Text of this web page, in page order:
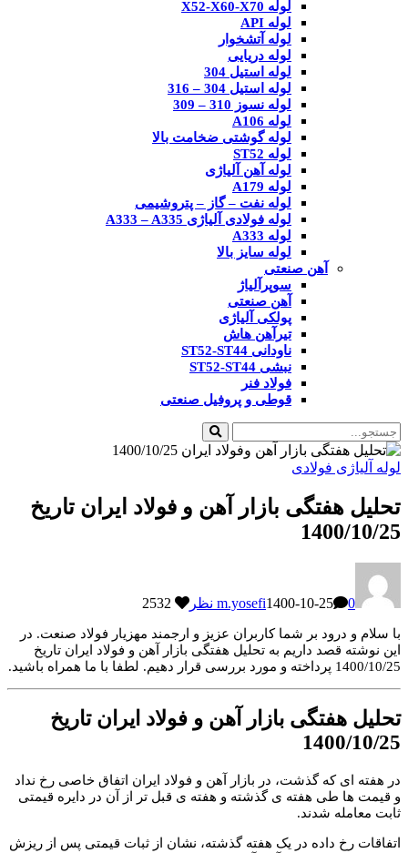
لوله X52-X60-X70
لوله API
لوله آتشخوار
لوله دریایی
لوله استیل 304
لوله استیل 304 – 316
لوله نسوز 310 – 309
لوله A106
لوله گوشتی ضخامت بالا
لوله ST52
لوله آهن آلیاژی
لوله A179
لوله نفت – گاز – پتروشیمی
لوله فولادی آلیاژی A333 – A335
لوله A333
لوله سایز بالا
آهن صنعتی
سوپرآلیاژ
آهن صنعتی
پولکی آلیاژی
تیرآهن هاش
ناودانی ST52-ST44
نبشی ST52-ST44
فولاد فنر
قوطی و پروفیل صنعتی
لوله آلیاژی فولادی
تحلیل هفتگی بازار آهن و فولاد ایران تاریخ
1400/10/25
m.yosefi1400-10-25 0 نظر
با سلام و درود بر شما کاربران عزیز و ارجمند مهزیار فولاد صنعت. در
این نوشته قصد داریم به تحلیل هفتگی بازار آهن و فولاد ایران تاریخ
1400/10/25 پرداخته و مورد بررسی قرار دهیم. لطفا با ما همراه باشید.
تحلیل هفتگی بازار آهن و فولاد ایران تاریخ
1400/10/25
در هفته ای که گذشت، در بازار آهن و فولاد ایران اتفاق خاصی رخ نداد
و قیمت ها طی هفته ی گذشته و هفته ی قبل تر از آن در دایره قیمتی
ثابت معامله شدند.
اتفاقات رخ داده در یک هفته گذشته، نشان از ثبات قیمتی پس از ریزش